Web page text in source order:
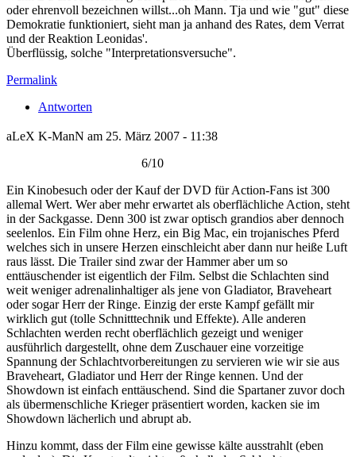
oder ehrenvoll bezeichnen willst...oh Mann. Tja und wie "gut" diese
Demokratie funktioniert, sieht man ja anhand des Rates, dem Verrat
und der Reaktion Leonidas'.
Überflüssig, solche "Interpretationsversuche".
Permalink
Antworten
aLeX K-ManN am 25. März 2007 - 11:38
6/10
Ein Kinobesuch oder der Kauf der DVD für Action-Fans ist 300
allemal Wert. Wer aber mehr erwartet als oberflächliche Action, steht
in der Sackgasse. Denn 300 ist zwar optisch grandios aber dennoch
seelenlos. Ein Film ohne Herz, ein Big Mac, ein trojanisches Pferd
welches sich in unsere Herzen einschleicht aber dann nur heiße Luft
raus lässt. Die Trailer sind zwar der Hammer aber um so
enttäuschender ist eigentlich der Film. Selbst die Schlachten sind
weit weniger adrenalinhaltiger als jene von Gladiator, Braveheart
oder sogar Herr der Ringe. Einzig der erste Kampf gefällt mir
wirklich gut (tolle Schnitttechnik und Effekte). Alle anderen
Schlachten werden recht oberflächlich gezeigt und weniger
ausführlich dargestellt, ohne dem Zuschauer eine vorzeitige
Spannung der Schlachtvorbereitungen zu servieren wie wir sie aus
Braveheart, Gladiator und Herr der Ringe kennen. Und der
Showdown ist einfach enttäuschend. Sind die Spartaner zuvor doch
als übermenschliche Krieger präsentiert worden, kacken sie im
Showdown lächerlich und abrupt ab.
Hinzu kommt, dass der Film eine gewisse kälte ausstrahlt (eben